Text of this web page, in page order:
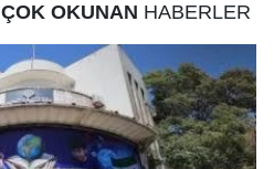
ÇOK OKUNAN HABERLER